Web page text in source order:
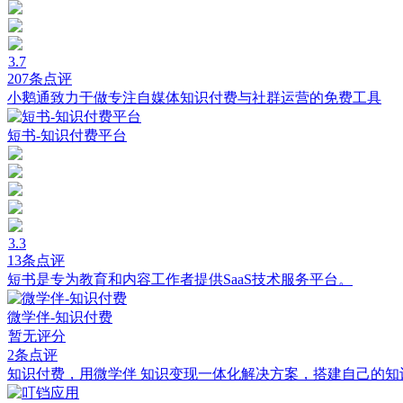
3.7
207条点评
小鹅通致力于做专注自媒体知识付费与社群运营的免费工具
短书-知识付费平台
3.3
13条点评
短书是专为教育和内容工作者提供SaaS技术服务平台。
微学伴-知识付费
暂无评分
2条点评
知识付费，用微学伴 知识变现一体化解决方案，搭建自己的知